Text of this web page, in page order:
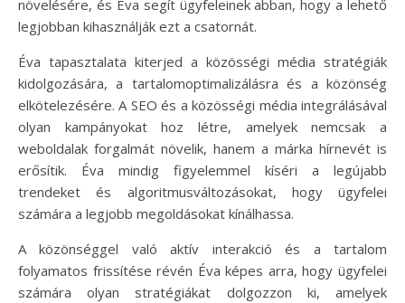
növelésére, és Éva segít ügyfeleinek abban, hogy a lehető
legjobban kihasználják ezt a csatornát.
Éva tapasztalata kiterjed a közösségi média stratégiák
kidolgozására, a tartalomoptimalizálásra és a közönség
elkötelezésére. A SEO és a közösségi média integrálásával
olyan kampányokat hoz létre, amelyek nemcsak a
weboldalak forgalmát növelik, hanem a márka hírnevét is
erősítik. Éva mindig figyelemmel kíséri a legújabb
trendeket és algoritmusváltozásokat, hogy ügyfelei
számára a legjobb megoldásokat kínálhassa.
A közönséggel való aktív interakció és a tartalom
folyamatos frissítése révén Éva képes arra, hogy ügyfelei
számára olyan stratégiákat dolgozzon ki, amelyek